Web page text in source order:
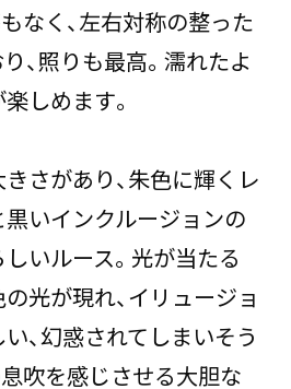
なく、左右対称の整った
、照りも最高。濡れたよ
しめます。
さがあり、朱色に輝くレ
いインクルージョンの
いルース。光が当たる
光が現れ、イリュージョ
、幻惑されてしまいそう
吹を感じさせる大胆な